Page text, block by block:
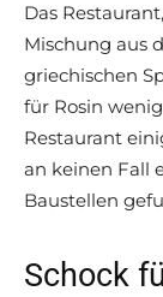
Das
Mischung aus
griechischen
für Rosin
Restaurant
an keinen Fall
Baustellen
Schock